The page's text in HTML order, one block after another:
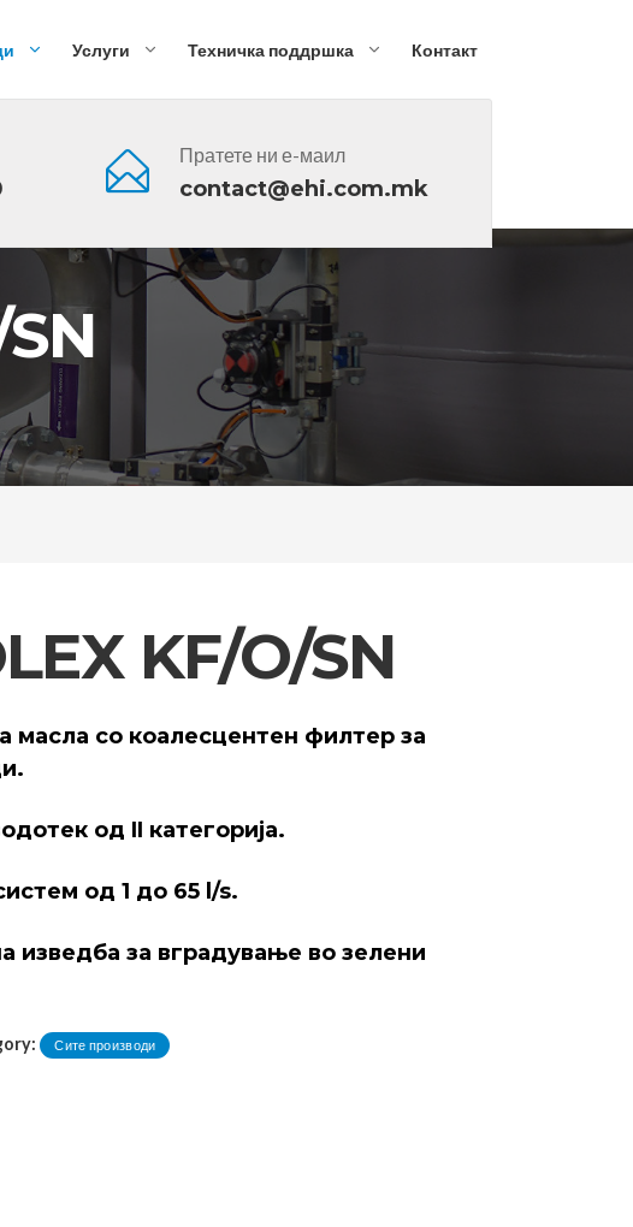
Услуги Техничка поддршка Контакт
Пратете ни е-маил
contact@ehi.com.mk
KF/O/SN
масла со коалесцентен филтер за
од II категорија.
од 1 до 65 l/s.
изведба за вградување во зелени
Сите производи